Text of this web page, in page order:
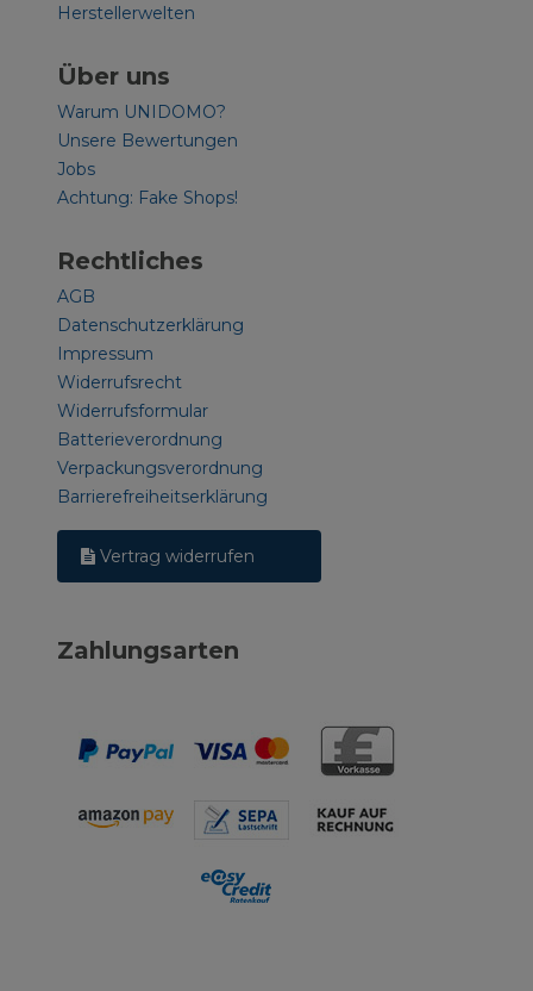
Herstellerwelten
Über uns
Warum UNIDOMO?
Unsere Bewertungen
Jobs
Achtung: Fake Shops!
Rechtliches
AGB
Datenschutzerklärung
Impressum
Widerrufsrecht
Widerrufsformular
Batterieverordnung
Verpackungsverordnung
Barrierefreiheitserklärung
Vertrag widerrufen
Zahlungsarten